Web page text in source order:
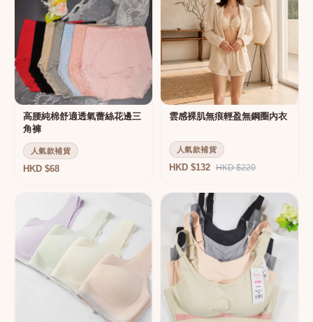
高腰純棉舒適透氣蕾絲花邊三
角褲
人氣款補貨
HKD $68
雲感裸肌無痕輕盈無鋼圈內衣
人氣款補貨
HKD $132 HKD $220